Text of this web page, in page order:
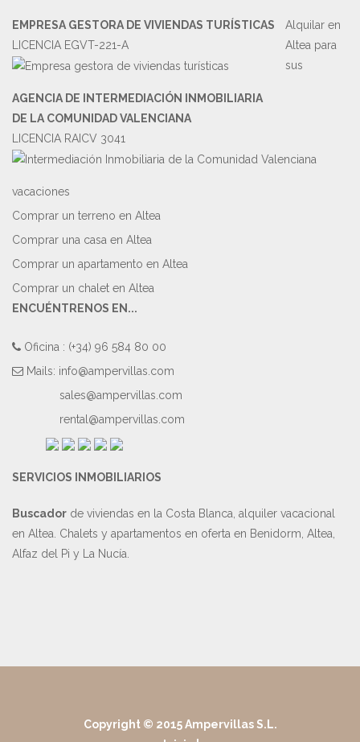
EMPRESA GESTORA DE VIVIENDAS TURÍSTICAS
LICENCIA EGVT-221-A
AGENCIA DE INTERMEDIACIÓN INMOBILIARIA
DE LA COMUNIDAD VALENCIANA
LICENCIA RAICV 3041
Alquilar en
Altea para
sus
vacaciones
Comprar un terreno en Altea
Comprar una casa en Altea
Comprar un apartamento en Altea
Comprar un chalet en Altea
ENCUÉNTRENOS EN...
Oficina : (+34) 96 584 80 00
Mails: info@ampervillas.com
sales@ampervillas.com
rental@ampervillas.com
SERVICIOS INMOBILIARIOS
Buscador de viviendas en la Costa Blanca, alquiler vacacional
en Altea. Chalets y apartamentos en oferta en Benidorm, Altea,
Alfaz del Pi y La Nucía.
Copyright © 2015 Ampervillas S.L.